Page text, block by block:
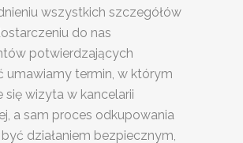
wszystkich szczegółów
do nas
potwierdzających
umawiamy termin, w którym
się wizyta w kancelarii
a sam proces odkupowania
działaniem bezpiecznym,